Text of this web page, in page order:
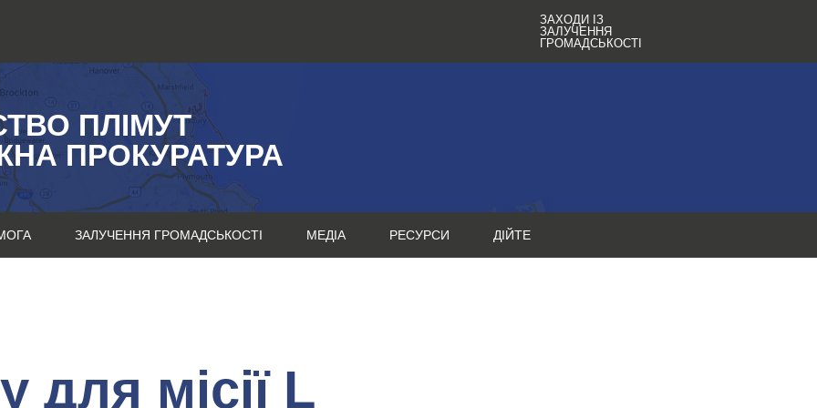
ЗАХОДИ ІЗ
ЗАЛУЧЕННЯ
ГРОМАДСЬКОСТІ
ПЛІМУТ
ПРОКУРАТУРА
ЗАЛУЧЕННЯ ГРОМАДСЬКОСТІ МЕДІА РЕСУРСИ ДІЙТЕ
для місії L